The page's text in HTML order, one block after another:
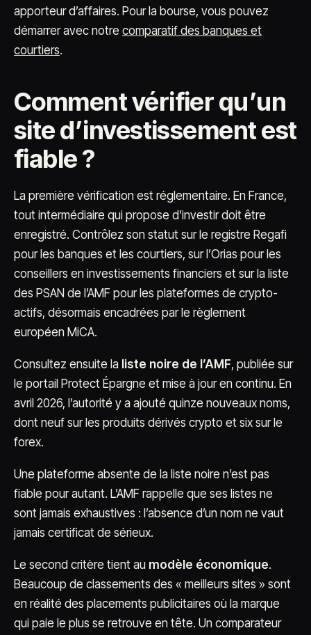
apporteur d’affaires. Pour la bourse, vous pouvez
démarrer avec notre comparatif des banques et
courtiers.
Comment vérifier qu’un
site d’investissement est
fiable ?
La première vérification est réglementaire. En France,
tout intermédiaire qui propose d’investir doit être
enregistré. Contrôlez son statut sur le registre Regafi
pour les banques et les courtiers, sur l’Orias pour les
conseillers en investissements financiers et sur la liste
des PSAN de l’AMF pour les plateformes de crypto-
actifs, désormais encadrées par le règlement
européen MiCA.
Consultez ensuite la liste noire de l’AMF, publiée sur
le portail Protect Épargne et mise à jour en continu. En
avril 2026, l’autorité y a ajouté quinze nouveaux noms,
dont neuf sur les produits dérivés crypto et six sur le
forex.
Une plateforme absente de la liste noire n’est pas
fiable pour autant. L’AMF rappelle que ses listes ne
sont jamais exhaustives : l’absence d’un nom ne vaut
jamais certificat de sérieux.
Le second critère tient au modèle économique.
Beaucoup de classements des « meilleurs sites » sont
en réalité des placements publicitaires où la marque
qui paie le plus se retrouve en tête. Un comparateur